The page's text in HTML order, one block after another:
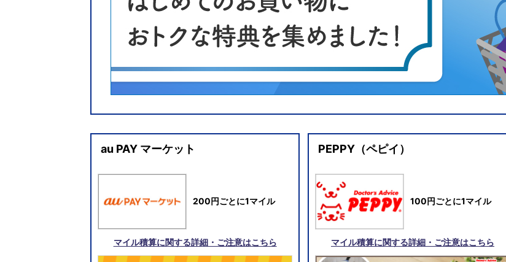
PEPPY（ペピイ）
100円ごとに1マイル
マイル積算に関する詳細・ご注意はこちら
au PAY マーケット
200円ごとに1マイル
マイル積算に関する詳細・ご注意はこちら